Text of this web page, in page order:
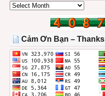
CÁC
THÁNG
Cảm Ơn Bạn – Thanks